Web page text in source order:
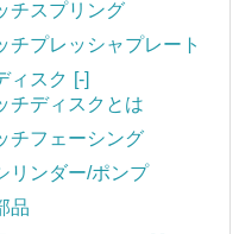
チスプリング
チプレッシャプレート
ィスク [-]
チディスクとは
チフェーシング
リンダー/ポンプ
品